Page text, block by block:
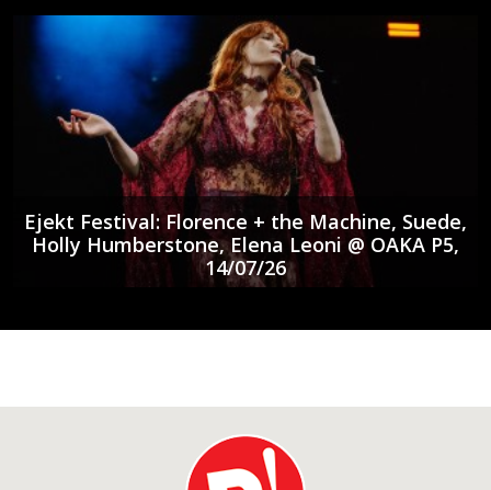
Ejekt Festival: Florence + the Machine, Suede,
Holly Humberstone, Elena Leoni @ ΟΑΚΑ P5,
14/07/26